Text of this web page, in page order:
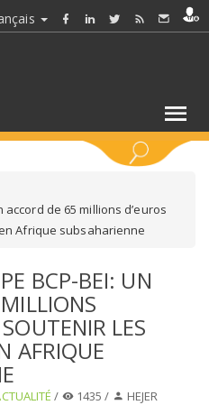
accord de 65 millions d’euros
Afrique subsaharienne
BCP-BEI: UN
LES
AFRIQUE
/ 1435 / HEJER